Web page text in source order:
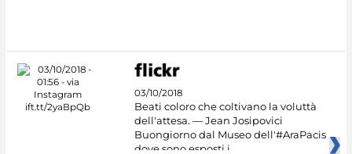
03/10/2018
Beati coloro che coltivano la voluttà
dell'attesa. — Jean Josipovici
Buongiorno dal Museo dell'#AraPacis
dove sono esposti i